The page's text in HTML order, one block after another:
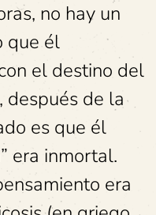
no hay un
que él
el destino del
después de la
es que él
era inmortal.
era